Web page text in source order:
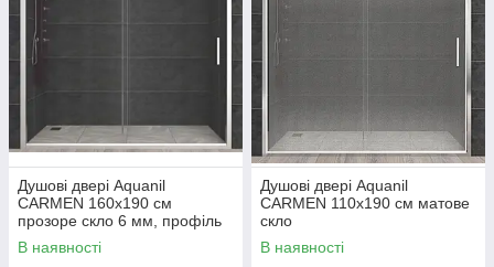
Душові двері Aquanil
CARMEN 160х190 см
прозоре скло 6 мм, профіль
хром
В наявності
Душові двері Aquanil
CARMEN 110х190 см матове
скло
В наявності